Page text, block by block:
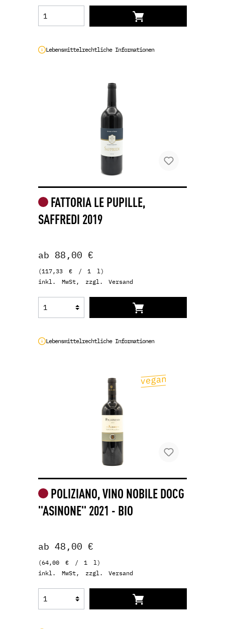
Lebensmittelrechtliche Informationen
FATTORIA LE PUPILLE,
SAFFREDI 2019
ab 88,00 €
(117,33 € / 1 l)
inkl. MwSt, zzgl. Versand
Lebensmittelrechtliche Informationen
POLIZIANO, VINO NOBILE DOCG
"ASINONE" 2021 - BIO
ab 48,00 €
(64,00 € / 1 l)
inkl. MwSt, zzgl. Versand